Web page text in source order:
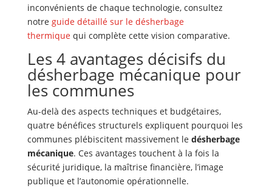
inconvénients de chaque technologie, consultez
notre guide détaillé sur le désherbage
thermiquequi complète cette vision comparative.
Les 4 avantages décisifs du
désherbage mécanique pour
les communes
Au-delà des aspects techniques et budgétaires,
quatre bénéfices structurels expliquent pourquoi les
communes plébiscitent massivement le désherbage
mécanique. Ces avantages touchent à la fois la
sécurité juridique, la maîtrise financière, l’image
publique et l’autonomie opérationnelle.